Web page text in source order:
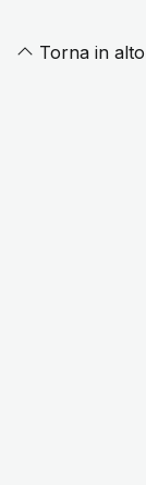
Torna in alto